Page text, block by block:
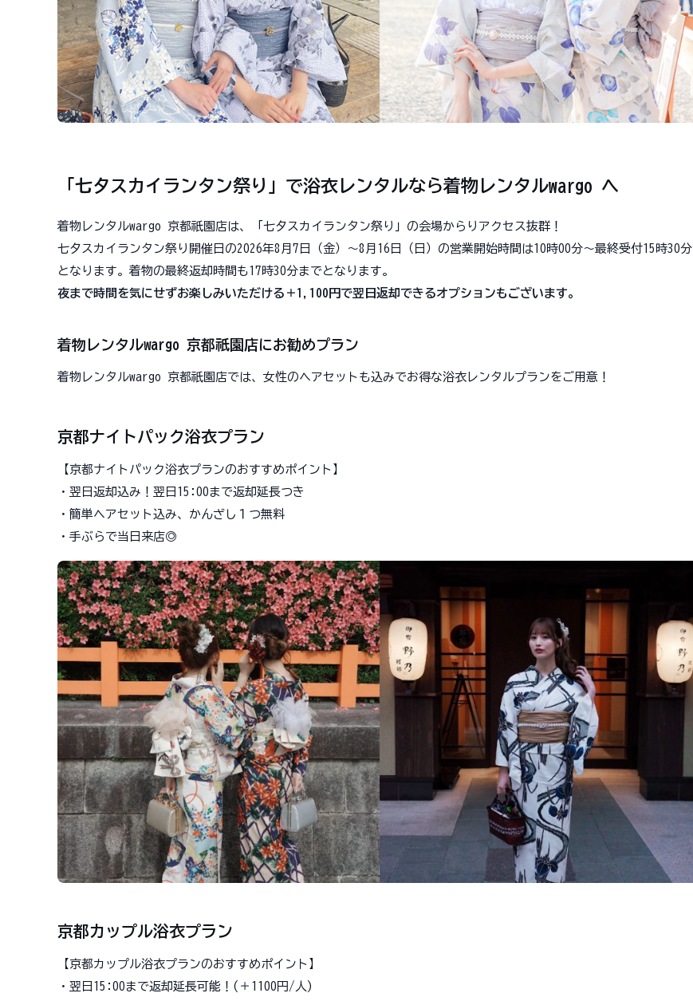
「七夕スカイランタン祭り」で浴衣レンタルなら着物レンタルwargo へ
着物レンタルwargo 京都祇園店は、「七夕スカイランタン祭り」の会場からりアクセス抜群！
七夕スカイランタン祭り開催日の2026年8月7日（金）〜8月16日（日）の営業開始時間は10時00分～最終受付15時30分
となります。着物の最終返却時間も17時30分までとなります。
夜まで時間を気にせずお楽しみいただける＋1,100円で翌日返却できるオプションもございます。
着物レンタルwargo 京都祇園店にお勧めプラン
着物レンタルwargo 京都祇園店では、女性のヘアセットも込みでお得な浴衣レンタルプランをご用意！
京都ナイトパック浴衣プラン
【京都ナイトパック浴衣プランのおすすめポイント】
・翌日返却込み！翌日15:00まで返却延長つき
・簡単ヘアセット込み、かんざし１つ無料
・手ぶらで当日来店◎
京都カップル浴衣プラン
【京都カップル浴衣プランのおすすめポイント】
・翌日15:00まで返却延長可能！(＋1100円/人)